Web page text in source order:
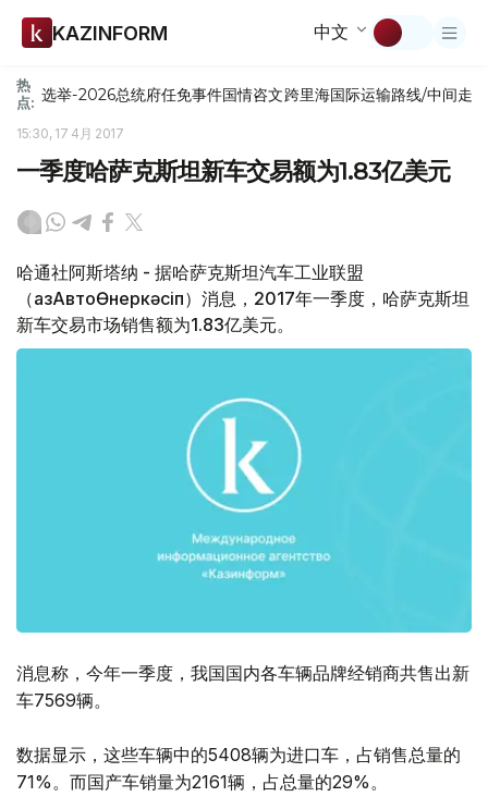
KAZINFORM 中文
热
点: 选举-2026总统府任免事件国情咨文跨里海国际运输路线/中间走廊
15:30, 17 4月 2017
一季度哈萨克斯坦新车交易额为1.83亿美元
哈通社阿斯塔纳 - 据哈萨克斯坦汽车工业联盟
（ҚазАвтоӨнеркәсіп）消息，2017年一季度，哈萨克斯坦
新车交易市场销售额为1.83亿美元。
消息称，今年一季度，我国国内各车辆品牌经销商共售出新
车7569辆。
数据显示，这些车辆中的5408辆为进口车，占销售总量的
71%。而国产车销量为2161辆，占总量的29%。